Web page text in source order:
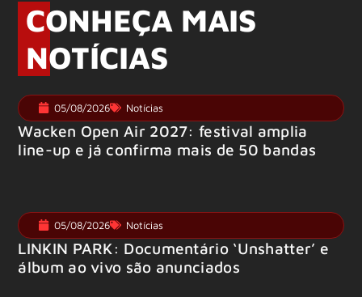
CONHEÇA MAIS
NOTÍCIAS
05/08/2026 Notícias
Wacken Open Air 2027: festival amplia
line-up e já confirma mais de 50 bandas
05/08/2026 Notícias
LINKIN PARK: Documentário ‘Unshatter’ e
álbum ao vivo são anunciados